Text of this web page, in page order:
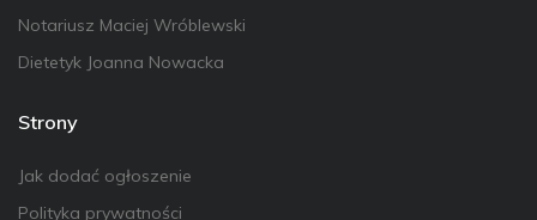
Notariusz Maciej Wróblewski
Dietetyk Joanna Nowacka
Strony
Jak dodać ogłoszenie
Polityka prywatności